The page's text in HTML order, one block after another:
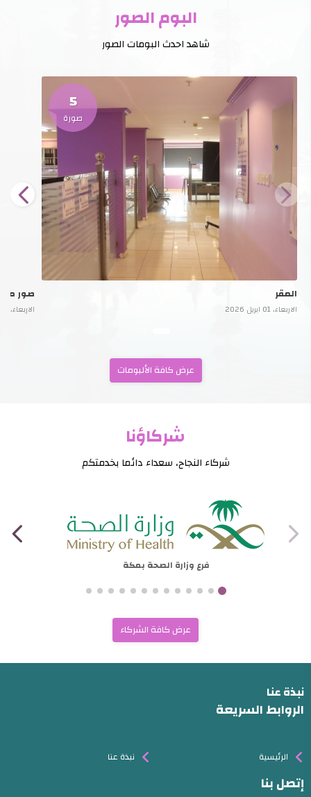
البوم الصور
شاهد احدث البومات الصور
5
صورة
المقر
الاربعاء، 01 ابريل 2026
صور من
الاربعاء، 01 ابريل 2026
عرض كافة الألبومات
شركاؤنا
شركاء النجاح، سعداء دائما بخدمتكم
فرع وزارة الصحة بمكة
عرض كافة الشركاء
نبذة عنا
الروابط السريعة
الرئيسية نبذة عنا
إتصل بنا